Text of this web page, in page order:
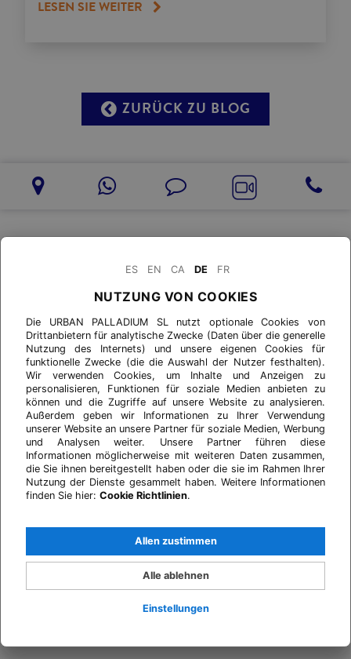
LESEN SIE WEITER
ZURÜCK ZU BLOG
ES EN CA DE FR
NUTZUNG VON COOKIES
Die URBAN PALLADIUM SL nutzt optionale Cookies von
Drittanbietern für analytische Zwecke (Daten über die generelle
Nutzung des Internets) und unsere eigenen Cookies für
funktionelle Zwecke (die die Auswahl der Nutzer festhalten).
Wir verwenden Cookies, um Inhalte und Anzeigen zu
personalisieren, Funktionen für soziale Medien anbieten zu
können und die Zugriffe auf unsere Website zu analysieren.
Außerdem geben wir Informationen zu Ihrer Verwendung
unserer Website an unsere Partner für soziale Medien, Werbung
und Analysen weiter. Unsere Partner führen diese
Informationen möglicherweise mit weiteren Daten zusammen,
die Sie ihnen bereitgestellt haben oder die sie im Rahmen Ihrer
Nutzung der Dienste gesammelt haben. Weitere Informationen
finden Sie hier: Cookie Richtlinien.
Einstellungen
Alle ablehnen
Allen zustimmen